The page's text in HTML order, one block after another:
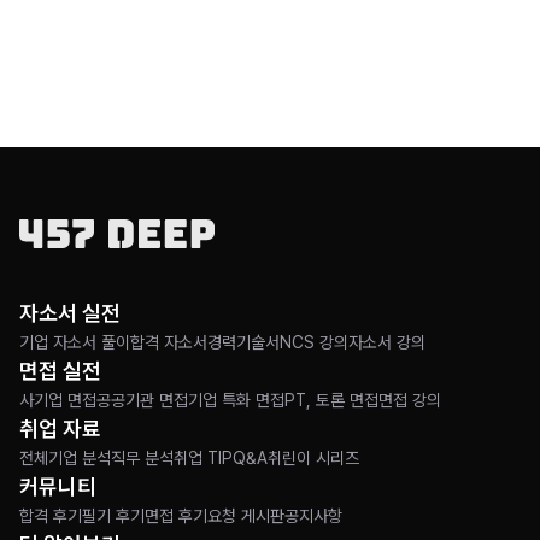
자소서 실전
기업 자소서 풀이 합격 자소서경력기술서 NCS 강의자소서 강의
면접 실전
사기업 면접공공기관 면접기업 특화 면접PT, 토론 면접면접 강의
취업 자료
전체 기업 분석직무 분석취업 TIPQ&A취린이 시리즈
커뮤니티
합격 후기 필기 후기 면접 후기 요청 게시판공지사항